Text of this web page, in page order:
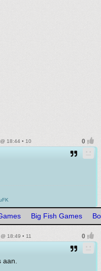
18:44 • 10
Big Fish Games
18:49 • 11